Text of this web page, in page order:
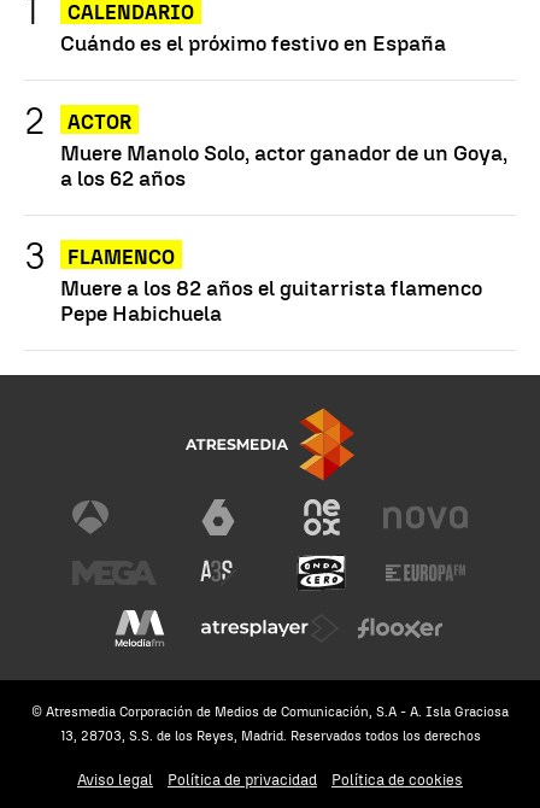
CALENDARIO
Cuándo es el próximo festivo en España
ACTOR
Muere Manolo Solo, actor ganador de un Goya,
a los 62 años
FLAMENCO
Muere a los 82 años el guitarrista flamenco
Pepe Habichuela
© Atresmedia Corporación de Medios de Comunicación, S.A - A. Isla Graciosa
13, 28703, S.S. de los Reyes, Madrid. Reservados todos los derechos
Aviso legal Política de privacidad Política de cookies